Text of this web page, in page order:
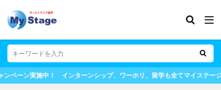
施中！ インターンシップ、ワーホリ、留学も全てマイステージにお任せ